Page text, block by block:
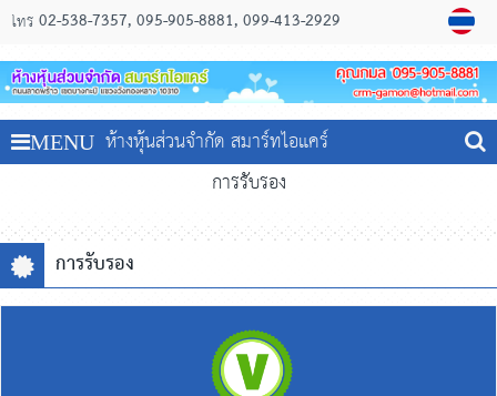
โทร 02-538-7357 095-905-8881 099-413-2929
MENU ห้างหุ้นส่วนจำกัด สมาร์ทไอแคร์
การรับรอง
การรับรอง